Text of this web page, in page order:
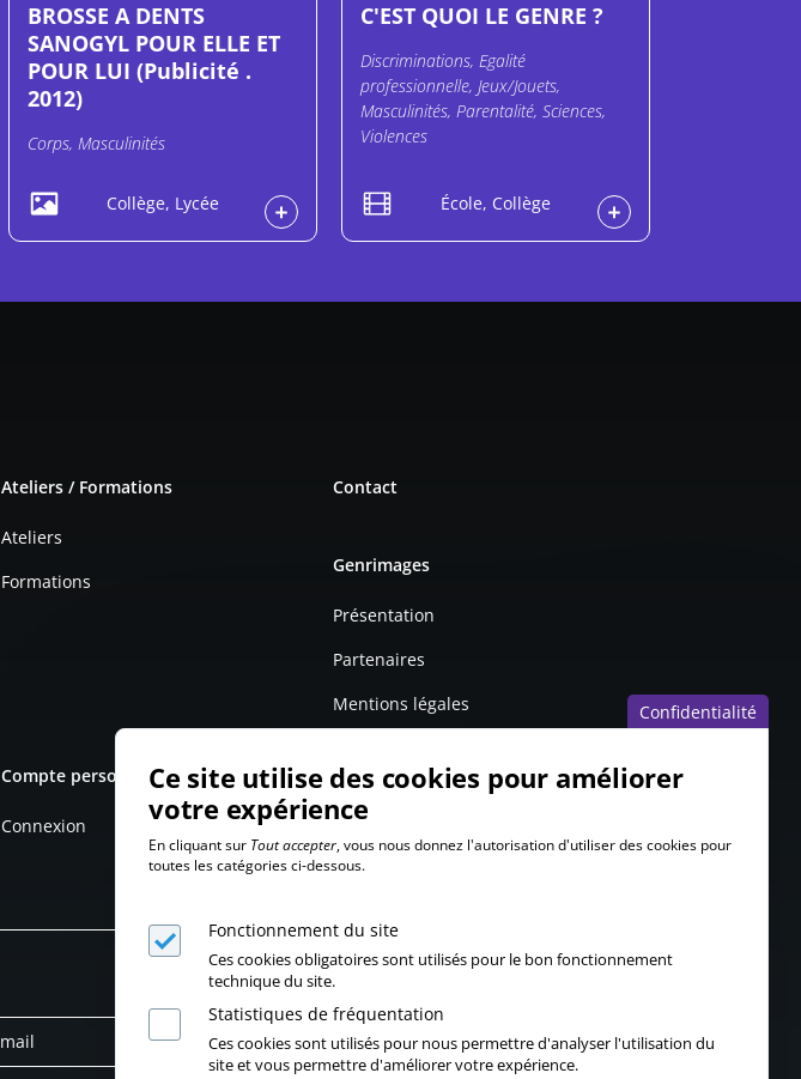
BROSSE A DENTS
SANOGYL POUR ELLE ET
POUR LUI (Publicité .
2012)
Corps, Masculinités
Collège, Lycée
C'EST QUOI LE GENRE ?
Discriminations, Egalité
professionnelle, Jeux/Jouets,
Masculinités, Parentalité, Sciences,
Violences
École, Collège
Ateliers / Formations
Ateliers
Formations
Contact
Genrimages
Présentation
Partenaires
Mentions légales
Compte personnel
Connexion
Confidentialité
Ce site utilise des cookies pour améliorer
votre expérience
En cliquant sur Tout accepter, vous nous donnez l'autorisation d'utiliser des cookies pour
toutes les catégories ci-dessous.
Fonctionnement du site
Ces cookies obligatoires sont utilisés pour le bon fonctionnement
technique du site.
Statistiques de fréquentation
Ces cookies sont utilisés pour nous permettre d'analyser l'utilisation du
site et vous permettre d'améliorer votre expérience.